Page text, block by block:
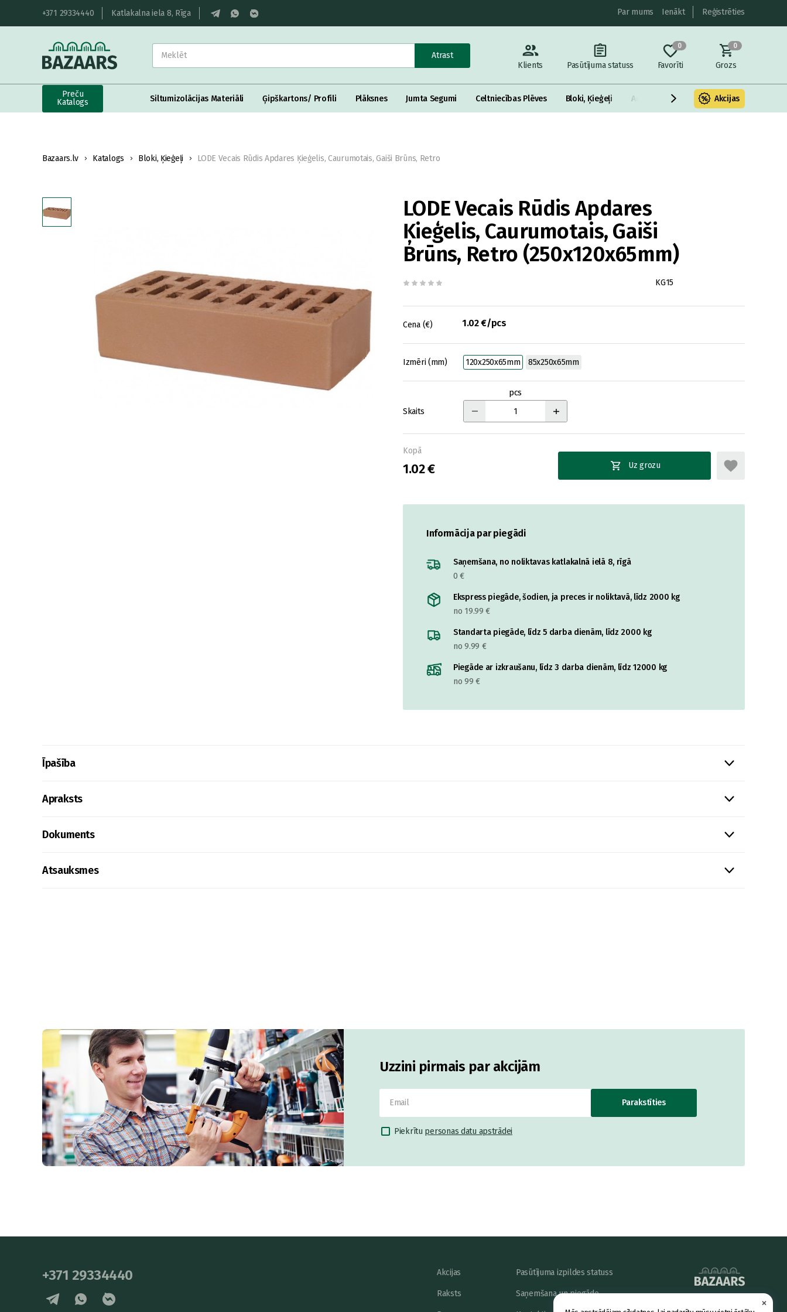
×
+371 29334440 Katlakalna iela 8, Rīga Par mums Ienākt Reģistrēties
Atrast
Klients
Pasūtījuma statuss
0
Favorīti
0
Grozs
Preču
Katalogs
Siltumizolācijas Materiāli Ģipškartons/ Profili Plāksnes Jumta Segumi Celtniecības Plēves Bloki, Ķieģeļi Armatūra un metāls Fasādes
Akcijas
Bazaars.lv Katalogs Bloki, Ķieģeļi LODE Vecais Rūdis Apdares Ķieģelis, Caurumotais, Gaiši Brūns, Retro
LODE Vecais Rūdis Apdares
Ķieģelis, Caurumotais, Gaiši
Brūns, Retro (250x120x65mm)
KG15
Cena (€) 1.02 €/pcs
Izmēri (mm) 120x250x65mm 85x250x65mm
Skaits
pcs
Kopā
1.02 € Uz grozu
Informācija par piegādi
Saņemšana, no noliktavas katlakalnā ielā 8, rīgā
0 €
Ekspress piegāde, šodien, ja preces ir noliktavā, līdz 2000 kg
no 19.99 €
Standarta piegāde, līdz 5 darba dienām, līdz 2000 kg
no 9.99 €
Piegāde ar izkraušanu, līdz 3 darba dienām, līdz 12000 kg
no 99 €
Īpašība
Apraksts
Dokuments
Atsauksmes
Uzzini pirmais par akcijām
Parakstīties
Piekrītu personas datu apstrādei
+371 29334440 Akcijas
Raksts
Pasūtījuma izpildes statuss
Saņemšana un piegāde